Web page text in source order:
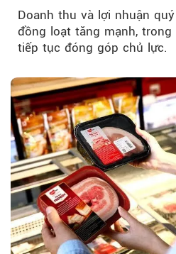
Doanh thu và lợi nhuận quý
đồng loạt tăng mạnh,
tiếp tục đóng góp chủ lực.